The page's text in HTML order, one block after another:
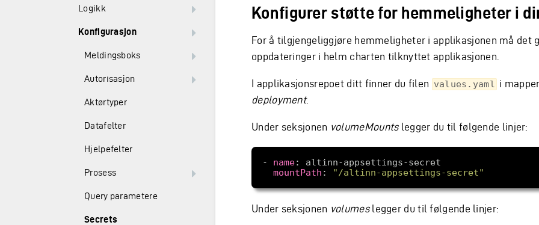
Logikk
Konfigurasjon
Meldingsboks
Autorisasjon
Aktørtyper
Datafelter
Hjelpefelter
Prosess
Query parametere
Secrets
Konfigurer støtte for hemmeligheter i
For å tilgjengeliggjøre hemmeligheter i applikasjonen må det
oppdateringer i helm charten tilknyttet applikasjonen.
I applikasjonsrepoet ditt finner du filen values.yaml i
deployment.
Under seksjonen volumeMountslegger du til følgende linjer:
- name:
mountPath : "/altinn-appsettings-secret"
Under seksjonen volumeslegger du til følgende linjer: